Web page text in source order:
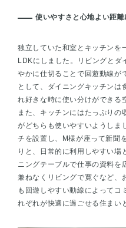
使いやすさと心地よい距
独立していた和室とキッチンを
LDKにしました。リビングとダ
やかに仕切ることで回遊動線が
として、ダイニングキッチンは
れ好きな時に使い分けができる
また、キッチンにはたっぷり
がどちらも使いやすいようしま
チを設置し、М様が座って新聞
りと、日常的に利用しやすい
ニングテーブルで仕事の資料を
兼ねなくリビングで寛ぐなど、
も回遊しやすい動線によってコ
れぞれが快適に過ごせる住まい